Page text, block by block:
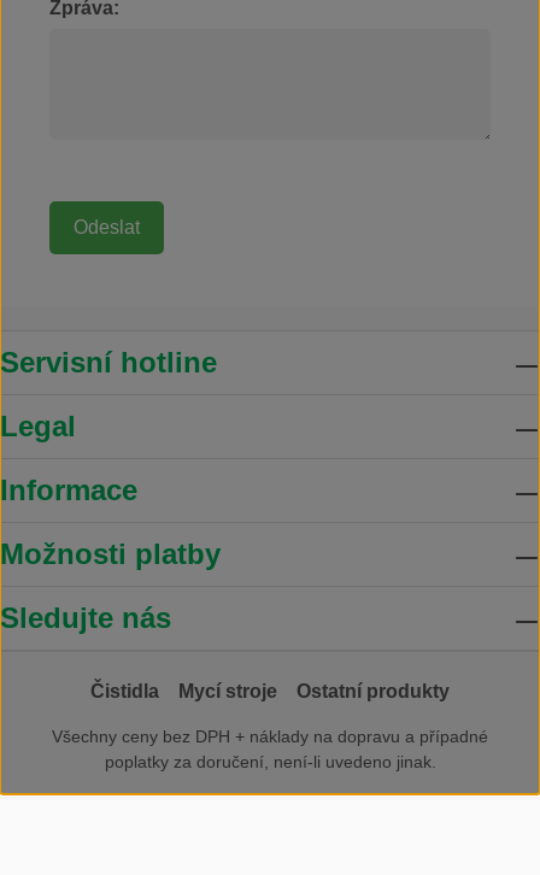
Zpráva:
Servisní hotline
Legal
Informace
Možnosti platby
Sledujte nás
Čistidla Mycí stroje Ostatní produkty
Všechny ceny bez DPH + náklady na dopravu a případné
poplatky za doručení, není-li uvedeno jinak.